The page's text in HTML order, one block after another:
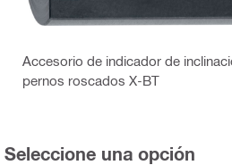
Accesorio de indicador de
pernos roscados X-BT
Seleccione una opción